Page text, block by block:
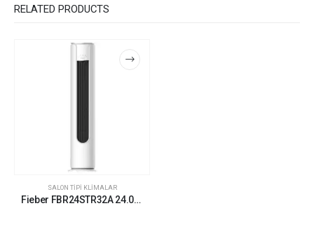
RELATED PRODUCTS
SALON TIPI KLIMALAR
Fieber FBR24STR32A 24.000 BTU Salon Tipi Klima